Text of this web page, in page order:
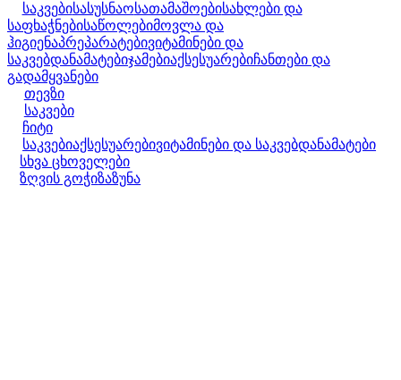
საკვებისასუსნაოსათამაშოებისახლები და
საფხაჭნებისაწოლებიმოვლა და
ჰიგიენაპრეპარატებივიტამინები და
საკვებდანამატებიჯამებიაქსესუარებიჩანთები და
გადამყვანები
თევზი
საკვები
ჩიტი
საკვებიაქსესუარებივიტამინები და საკვებდანამატები
სხვა ცხოველები
ზღვის გოჭიზაზუნა